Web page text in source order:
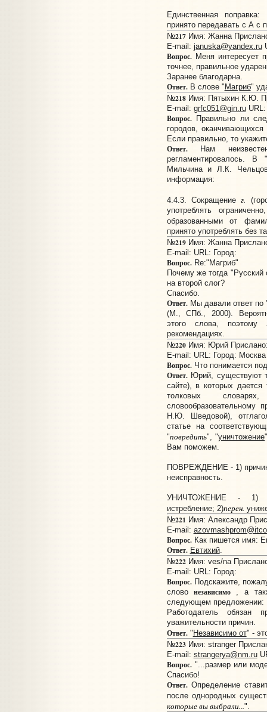
Единственная
принято передавать с А с
№217Имя: Жанна
E-mail: januska@yandex.ru
Вопрос.Меня интересует
точнее, правильное
Заранее благодарна.
Ответ.В слове " Магриб"
№218Имя: Пятыхин К.Ю.
E-mail: grfc051@gin.ru
Вопрос.Правильно ли
городов,
Если правильно, то
Ответ.Нам
регламентировалось.
Мильчина и Л.К.
информация:
4.4.3. Сокращениег.
употреблять
образованными от
принято употреблять без
№219Имя: Жанна
E-mail: URL: Город:
Вопрос.Re:"Магриб"
Почему же тогда
на второй слог?
Спасибо.
Ответ.Мы давали ответ по
(М., СПб., 2000).
этого слова,
рекомендациях.
№220Имя: Юрий Прислано:
E-mail: URL: Город: Москва
Вопрос.Что понимается
Ответ.Юрий, существуют
сайте), в которых
толковых
Н.Ю. Шведовой),
статье на
"повредить", "уничтожение
Вам поможем.
ПОВРЕЖДЕНИЕ - 1)
неисправность.
УНИЧТОЖЕНИЕ - 1)
истребление; 2)перен.
№221 Имя: Александр
E-mail:
Вопрос.Как пишется имя:
Ответ. Евтихий.
№222Имя: ves/na
E-mail: URL: Город:
Вопрос.Подскажите,
словонезависимо
, а
следующем предложении:
Работодатель обязан
уважительности причин.
Ответ." Независимо от" -
№223Имя: stranger
E-mail: strangerya@nm.ru
Вопрос."...размер или
Спасибо!
Ответ.Определение
после однородных
которые вы выбрали...".